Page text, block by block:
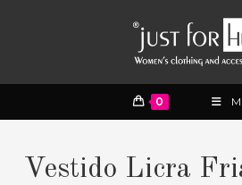
0
Vestido Licra